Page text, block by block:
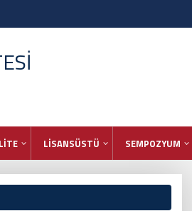
LİSANSÜSTÜ SEMPOZYUM